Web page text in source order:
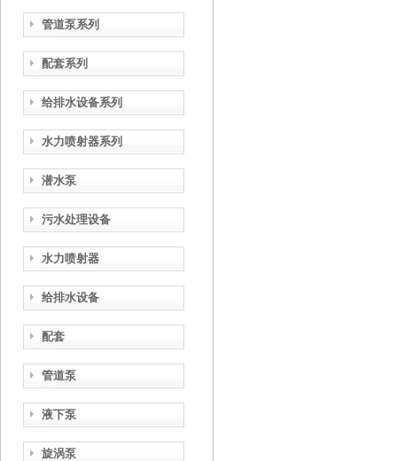
管道泵系列
配套系列
给排水设备系列
水力喷射器系列
潜水泵
污水处理设备
水力喷射器
给排水设备
配套
管道泵
液下泵
旋涡泵